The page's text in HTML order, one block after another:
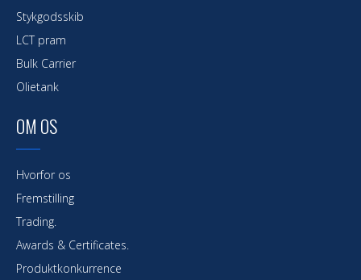
Stykgodsskib
LCT pram
Bulk Carrier
Olietank
OM OS
Hvorfor os
Fremstilling
Trading.
Awards & Certificates.
Produktkonkurrence